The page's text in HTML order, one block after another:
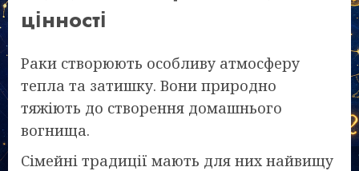
цінності
Раки створюють особливу атмосферу
тепла та затишку. Вони природно
тяжіють до створення домашнього
вогнища.
Сімейні традиції мають для них найвищу